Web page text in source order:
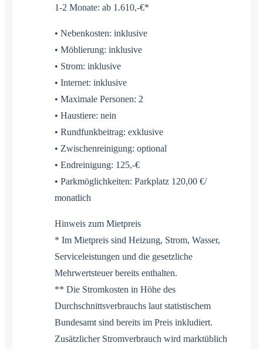
1-2 Monate: ab 1.610,-€*
• Nebenkosten: inklusive
• Möblierung: inklusive
• Strom: inklusive
• Internet: inklusive
• Maximale Personen: 2
• Haustiere: nein
• Rundfunkbeitrag: exklusive
• Zwischenreinigung: optional
• Endreinigung: 125,-€
• Parkmöglichkeiten: Parkplatz 120,00 €/
monatlich
Hinweis zum Mietpreis
* Im Mietpreis sind Heizung, Strom, Wasser,
Serviceleistungen und die gesetzliche
Mehrwertsteuer bereits enthalten.
** Die Stromkosten in Höhe des
Durchschnittsverbrauchs laut statistischem
Bundesamt sind bereits im Preis inkludiert.
Zusätzlicher Stromverbrauch wird marktüblich